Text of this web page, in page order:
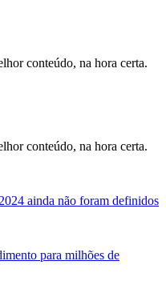
conteúdo, na hora certa.
conteúdo, na hora certa.
ainda não foram definidos
para milhões de